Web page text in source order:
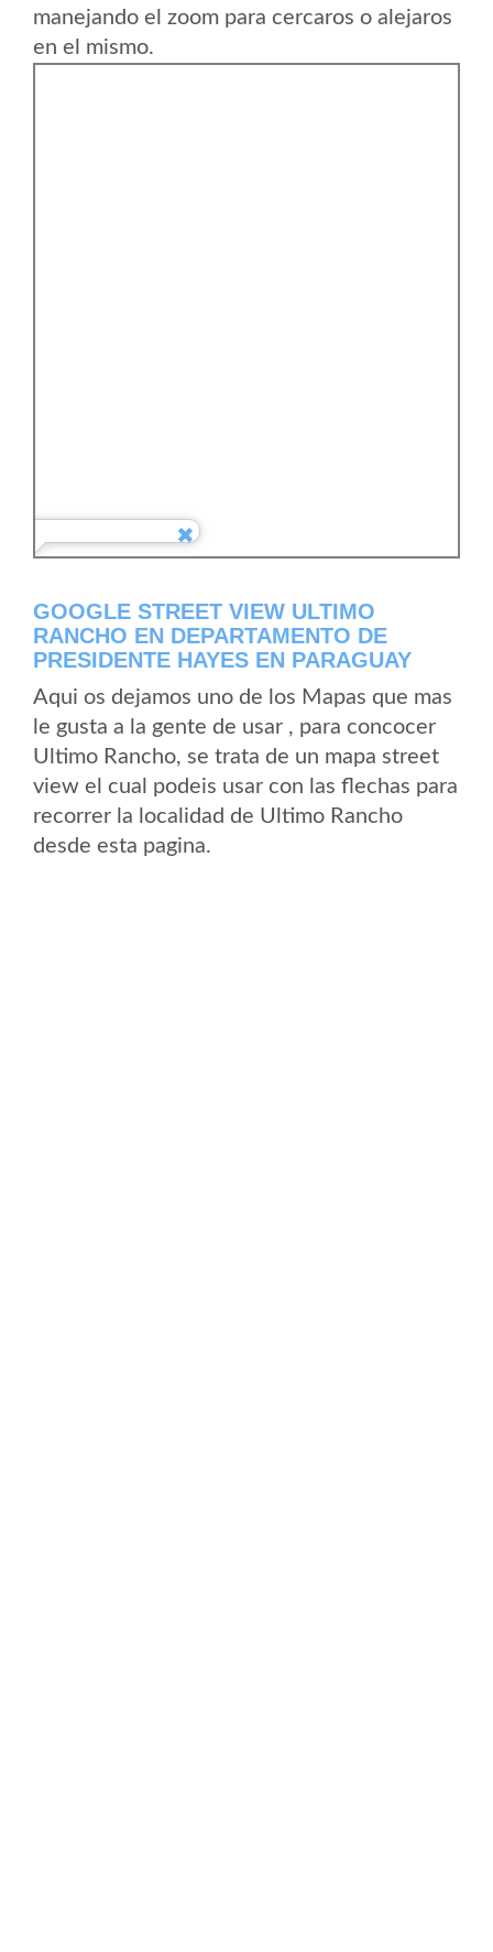
manejando el zoom para cercaros o alejaros
en el mismo.
GOOGLE STREET VIEW ULTIMO
RANCHO EN DEPARTAMENTO DE
PRESIDENTE HAYES EN PARAGUAY
Aqui os dejamos uno de los Mapas que mas
le gusta a la gente de usar , para concocer
Ultimo Rancho, se trata de un mapa street
view el cual podeis usar con las flechas para
recorrer la localidad de Ultimo Rancho
desde esta pagina.